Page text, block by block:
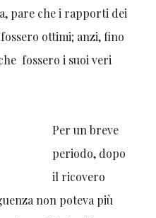
pare che i rapporti dei
ottimi; anzi, fino
fossero i suoi veri
Per un breve
periodo, dopo
il ricovero
non poteva più